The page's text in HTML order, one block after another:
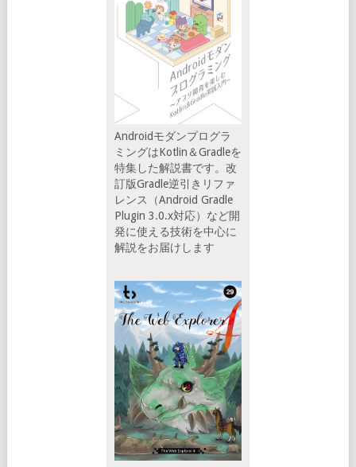
Androidモダンプログラ
ミングはKotlin＆Gradleを
特集した解説書です。改
訂版Gradle逆引きリファ
レンス（Android Gradle
Plugin 3.0.x対応）など開
発に使える技術を中心に
解説をお届けします